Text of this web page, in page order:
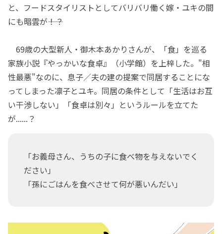
と、フードスタイリストとしてバリバリ働く嫁・ユキの間
にも暗雲が――！？
69歳の大型新人・御木本あかりさんが、「食」を巡る
家族小説『やっかいな食卓』（小学館）を上梓した。"相
性最悪"なのに、息子／夫の建の提案で同居することにな
ってしまった凛子とユキ。同居の条件として「生活はお互
い干渉しない」「食卓は別々」というルールを立てた
が......？
「お義母さん、うちの子に食べ物を与えないでく
ださい」
「孫にごはんを食べさせて何が悪いんだい」